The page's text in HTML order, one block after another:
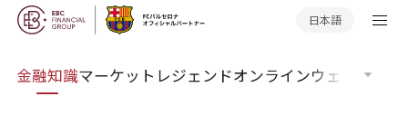
日本語
金融知識マーケットレジェンドオンラインウェビナー